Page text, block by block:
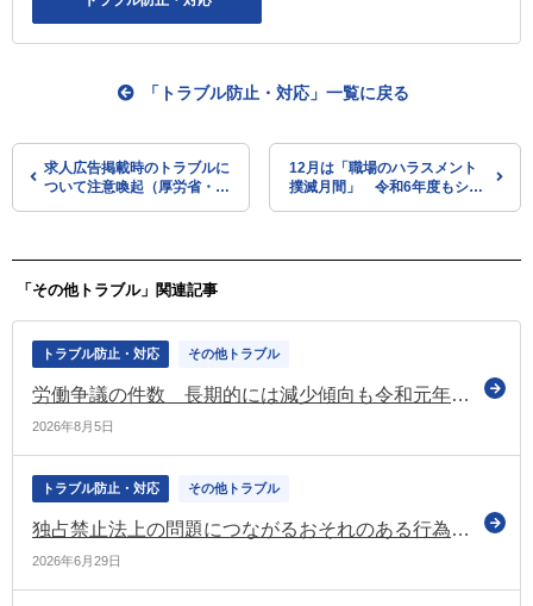
求人広告掲載時のトラブルに
ついて注意喚起（厚労省・ハ
「トラブル防止・対応」一覧に戻る
12月は「職場のハラスメント
撲滅月間」 令和6年度もシン
「その他トラブル」関連記事
トラブル防止・対応 その他トラブル
労働争議の件数 長期的には減少傾向も令和元年以降はほぼ横ばいで推移（令和7年の労働争議統計調査）
2026年8月5日
トラブル防止・対応 その他トラブル
独占禁止法上の問題につながるおそれのある行為を行った荷主 令和7年度において779名（公取の調査）
2026年6月29日